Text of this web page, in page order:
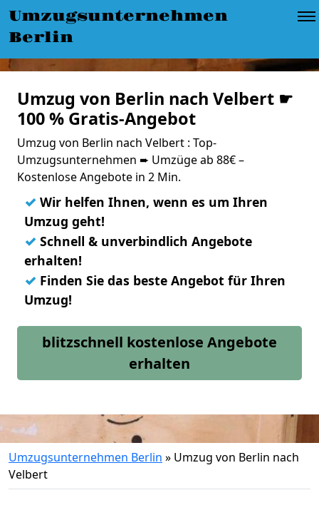
Umzugsunternehmen
Berlin
Umzug von Berlin nach Velbert ☛
100 % Gratis-Angebot
Umzug von Berlin nach Velbert : Top-
Umzugsunternehmen ➨ Umzüge ab 88€ –
Kostenlose Angebote in 2 Min.
✓ Wir helfen Ihnen, wenn es um Ihren
Umzug geht!
✓ Schnell & unverbindlich Angebote
erhalten!
✓ Finden Sie das beste Angebot für Ihren
Umzug!
blitzschnell kostenlose Angebote
erhalten
Umzugsunternehmen Berlin » Umzug von Berlin nach
Velbert